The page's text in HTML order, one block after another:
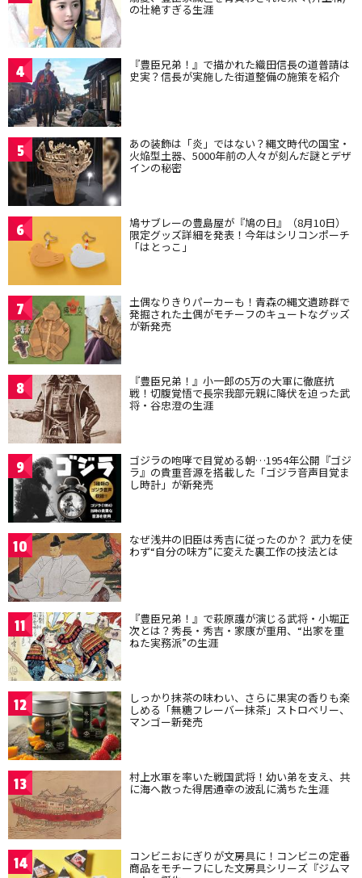
の壮絶すぎる生涯
4 『豊臣兄弟！』で描かれた織田信長の道普請は
史実？信長が実施した街道整備の施策を紹介
5 あの装飾は「炎」ではない？縄文時代の国宝・
火焔型土器、5000年前の人々が刻んだ謎とデザ
インの秘密
6 鳩サブレーの豊島屋が『鳩の日』（8月10日）
限定グッズ詳細を発表！今年はシリコンポーチ
「はとっこ」
7 土偶なりきりパーカーも！青森の縄文遺跡群で
発掘された土偶がモチーフのキュートなグッズ
が新発売
8 『豊臣兄弟！』小一郎の5万の大軍に徹底抗
戦！切腹覚悟で長宗我部元親に降伏を迫った武
将・谷忠澄の生涯
9 ゴジラの咆哮で目覚める朝…1954年公開『ゴジ
ラ』の貴重音源を搭載した「ゴジラ音声目覚ま
し時計」が新発売
10 なぜ浅井の旧臣は秀吉に従ったのか？ 武力を使
わず“自分の味方”に変えた裏工作の技法とは
11 『豊臣兄弟！』で萩原護が演じる武将・小堀正
次とは？秀長・秀吉・家康が重用、“出家を重
ねた実務派”の生涯
12 しっかり抹茶の味わい、さらに果実の香りも楽
しめる「無糖フレーバー抹茶」ストロベリー、
マンゴー新発売
13 村上水軍を率いた戦国武将！幼い弟を支え、共
に海へ散った得居通幸の波乱に満ちた生涯
14 コンビニおにぎりが文房具に！コンビニの定番
商品をモチーフにした文房具シリーズ『ジムマ